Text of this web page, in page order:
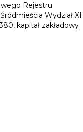
Rejestru
Wydział XI
kapitał zakładowy